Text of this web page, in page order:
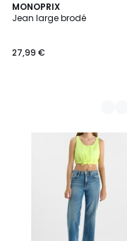
MONOPRIX
Jean large brodé
27,99 €
2
Couleurs